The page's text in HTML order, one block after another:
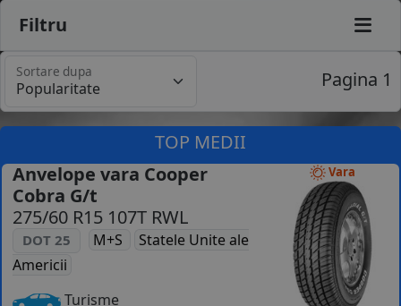
MARCA AUTO
B2B - COLABORARE COMPANII
CONTACT
COS (0 PRODUSE
Filtru
Sortare dupa Pagina 1
TOP MEDII
Vara
Anvelope vara Cooper
Cobra G/t
275/60 R15 107T RWL
DOT 25 M+S
Statele Unite ale
Americii
Turisme